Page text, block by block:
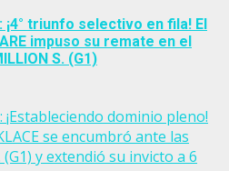
¡4° triunfo selectivo en fila! El
impuso su remate en el
S. (G1)
dominio pleno!
se encumbró ante las
(G1) y extendió su invicto a 6